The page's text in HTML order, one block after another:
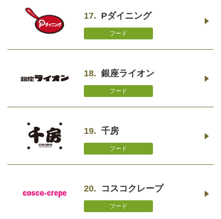
17. Pダイニング
フード
18. 銀座ライオン
フード
19. 千房
フード
20. コスコクレープ
フード